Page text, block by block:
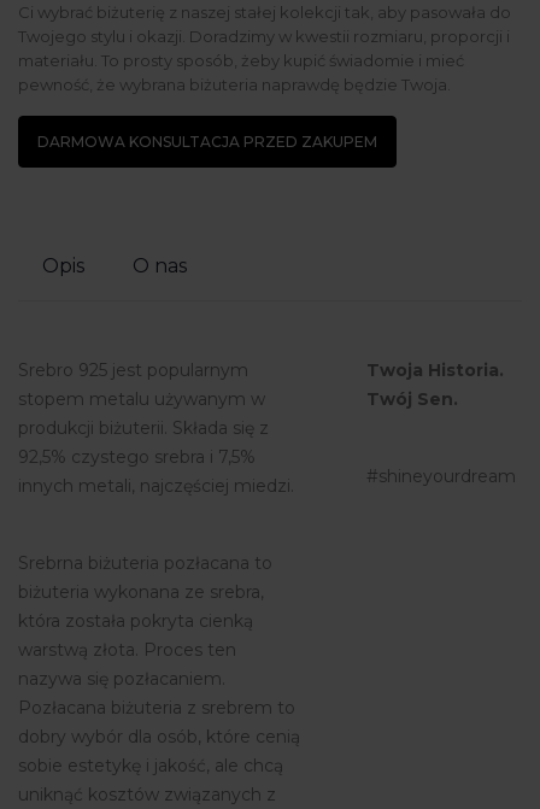
Ci wybrać biżuterię z naszej stałej kolekcji tak, aby pasowała do
Twojego stylu i okazji. Doradzimy w kwestii rozmiaru, proporcji i
materiału. To prosty sposób, żeby kupić świadomie i mieć
pewność, że wybrana biżuteria naprawdę będzie Twoja.
DARMOWA KONSULTACJA PRZED ZAKUPEM
Opis O nas
Srebro 925 jest popularnym
stopem metalu używanym w
produkcji biżuterii. Składa się z
92,5% czystego srebra i 7,5%
innych metali, najczęściej miedzi.
Srebrna biżuteria pozłacana to
biżuteria wykonana ze srebra,
która została pokryta cienką
warstwą złota. Proces ten
nazywa się pozłacaniem.
Pozłacana biżuteria z srebrem to
dobry wybór dla osób, które cenią
sobie estetykę i jakość, ale chcą
uniknąć kosztów związanych z
Twoja Historia.
Twój Sen.
#shineyourdream